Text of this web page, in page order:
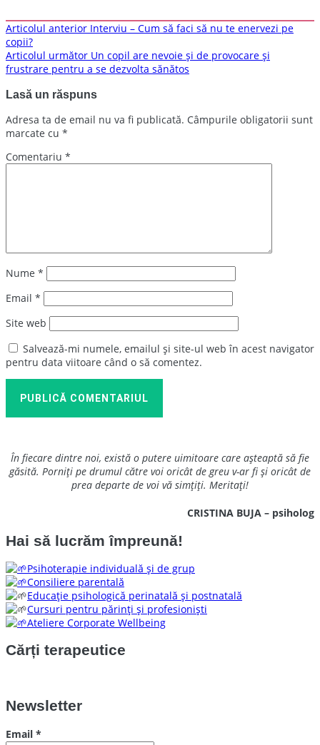
Navigare
în
articole
Articolul anterior Interviu – Cum să faci să nu te enervezi pe
copii?
Articolul următor Un copil are nevoie și de provocare și
frustrare pentru a se dezvolta sănătos
Lasă un răspuns
Adresa ta de email nu va fi publicată. Câmpurile obligatorii sunt
marcate cu *
Comentariu *
Nume *
Email *
Site web
Salvează-mi numele, emailul și site-ul web în acest navigator
pentru data viitoare când o să comentez.
PUBLICĂ COMENTARIUL
În fiecare dintre noi, există o putere uimitoare care așteaptă să fie
găsită. Porniți pe drumul către voi oricât de greu v-ar fi și oricât de
prea departe de voi vă simțiți. Meritați!
CRISTINA BUJA – psiholog
Hai să lucrăm împreună!
Psihoterapie individuală și de grup
Consiliere parentală
Educație psihologică perinatală și postnatală
Cursuri pentru părinți și profesioniști
Ateliere Corporate Wellbeing
Cărți terapeutice
Newsletter
Email *